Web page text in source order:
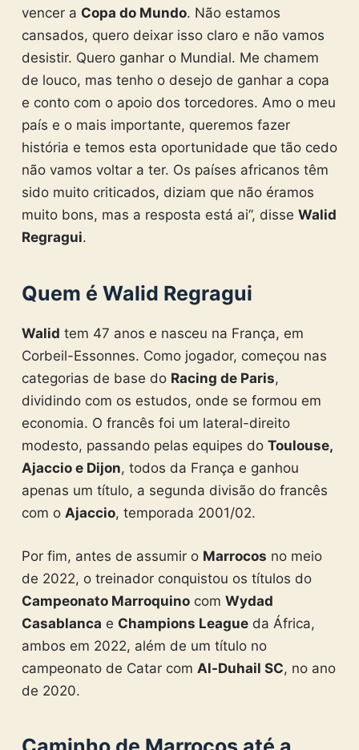
vencer a Copa do Mundo. Não estamos
cansados, quero deixar isso claro e não vamos
desistir. Quero ganhar o Mundial. Me chamem
de louco, mas tenho o desejo de ganhar a copa
e conto com o apoio dos torcedores. Amo o meu
país e o mais importante, queremos fazer
história e temos esta oportunidade que tão cedo
não vamos voltar a ter. Os países africanos têm
sido muito criticados, diziam que não éramos
muito bons, mas a resposta está ai”, disse Walid
Regragui.
Quem é Walid Regragui
Walid tem 47 anos e nasceu na França, em
Corbeil-Essonnes. Como jogador, começou nas
categorias de base do Racing de Paris,
dividindo com os estudos, onde se formou em
economia. O francês foi um lateral-direito
modesto, passando pelas equipes do Toulouse,
Ajaccio e Dijon, todos da França e ganhou
apenas um título, a segunda divisão do francês
com o Ajaccio, temporada 2001/02.
Por fim, antes de assumir o Marrocos no meio
de 2022, o treinador conquistou os títulos do
Campeonato Marroquinocom Wydad
Casablanca e Champions Leagueda África,
ambos em 2022, além de um título no
campeonato de Catar com Al-Duhail SC, no ano
de 2020.